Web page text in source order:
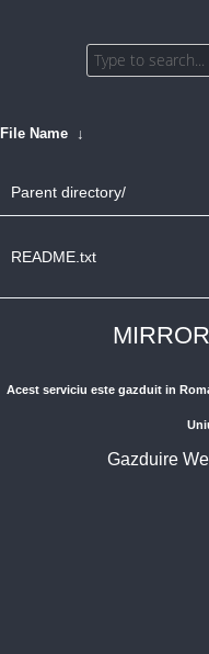
File Name ↓
Parent directory/
README.txt
Acest serviciu este gazduit in
Gazduire